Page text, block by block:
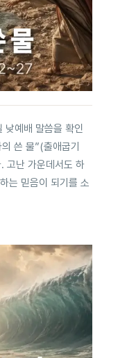
예배 말씀을 확인
쓴 물”(출애굽기
고난 가운데서도 하
는 믿음이 되기를 소